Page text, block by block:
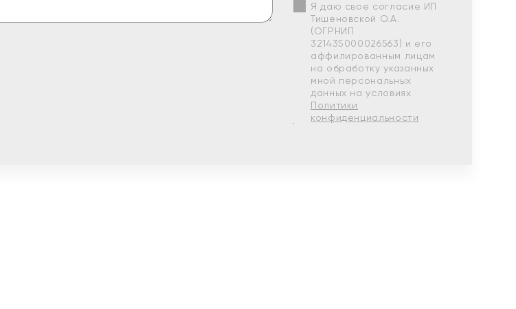
Я даю свое согласие ИП
Тишеновской О.А.
(ОГРНИП
321435000026563) и его
аффилированным лицам
на обработку указанных
мной персональных
данных на условиях
Политики
конфиденциальности